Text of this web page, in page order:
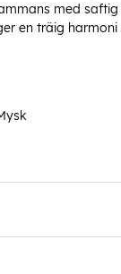
med
en träig